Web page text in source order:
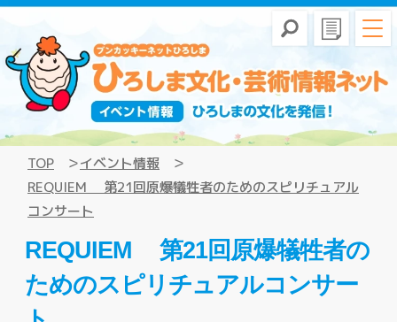
TOP
イベント情報
REQUIEM 第21回原爆犠牲者のためのスピリチュアル
コンサート
REQUIEM 第21回原爆犠牲者の
ためのスピリチュアルコンサー